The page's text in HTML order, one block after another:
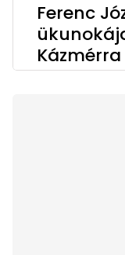
Ferenc
Kázmérra